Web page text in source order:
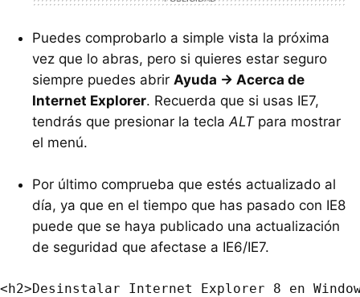
Puedes comprobarlo a simple vista la próxima
vez que lo abras, pero si quieres estar seguro
siempre puedes abrir Ayuda -> Acerca de
Internet Explorer. Recuerda que si usas IE7,
tendrás que presionar la tecla ALTpara mostrar
el menú.
Por último comprueba que estés actualizado al
día, ya que en el tiempo que has pasado con IE8
puede que se haya publicado una actualización
de seguridad que afectase a IE6/IE7.